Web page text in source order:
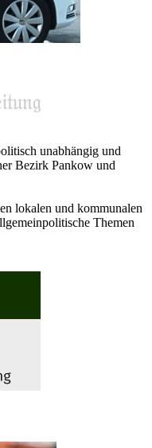
unabhängig und
Bezirk Pankow und
lokalen und kommunalen
Themen